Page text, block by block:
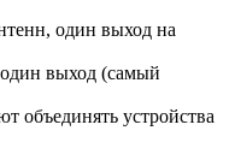
один выход на
выход (самый
объединять устройства